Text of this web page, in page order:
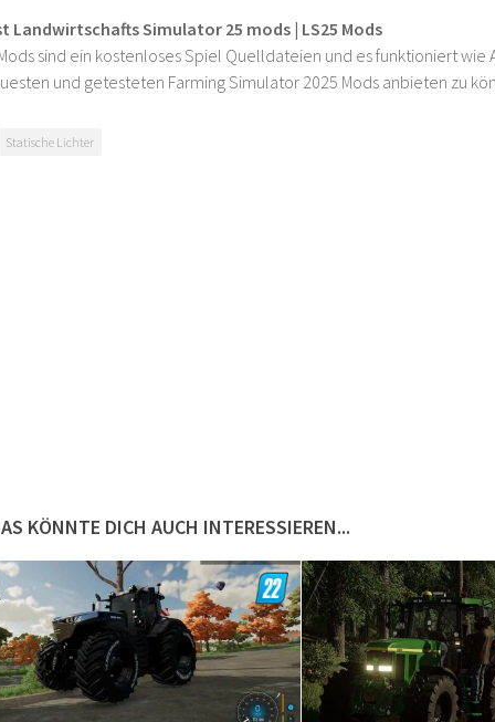
Landwirtschafts Simulator 25 mods | LS25 Mods
sind ein kostenloses Spiel Quelldateien und es funktioniert
und getesteten Farming Simulator 2025 Mods anbieten zu
Statische Lichter
KÖNNTE DICH AUCH INTERESSIEREN...